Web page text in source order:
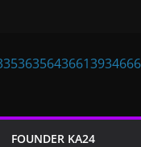
FOUNDER KA24